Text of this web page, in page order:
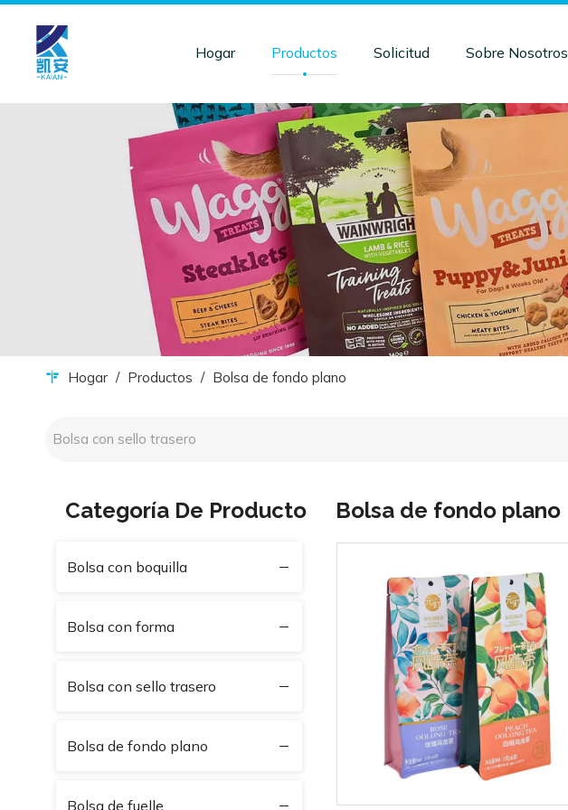
Hogar Productos Solicitud Sobre Nosotros
Hogar / Productos / Bolsa de fondo plano
Categoría De Producto
Bolsa con boquilla
Bolsa con forma
Bolsa con sello trasero
Bolsa de fondo plano
Bolsa de fuelle
Bolsa de fondo plano